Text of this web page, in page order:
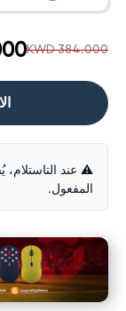
KWD 384.000
⚠️ عند التاستلام،
المفعول.